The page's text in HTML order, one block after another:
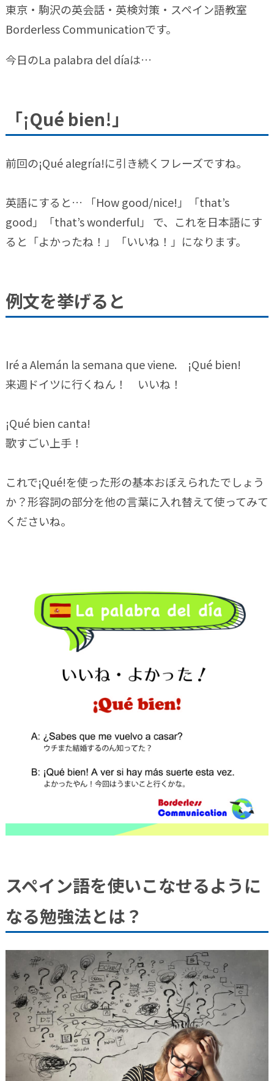
東京・駒沢の英会話・英検対策・スペイン語教室
Borderless Communicationです。
今日のLa palabra del díaは…
「¡Qué bien!」
前回の¡Qué alegría!に引き続くフレーズですね。
英語にすると… 「How good/nice!」「that’s
good」「that’s wonderful」 で、これを日本語にす
ると「よかったね！」「いいね！」になります。
例文を挙げると
Iré a Alemán la semana que viene. ¡Qué bien!
来週ドイツに行くねん！ いいね！
¡Qué bien canta!
歌すごい上手！
これで¡Qué!を使った形の基本おぼえられたでしょう
か？形容詞の部分を他の言葉に入れ替えて使ってみて
くださいね。
スペイン語を使いこなせるように
なる勉強法とは？